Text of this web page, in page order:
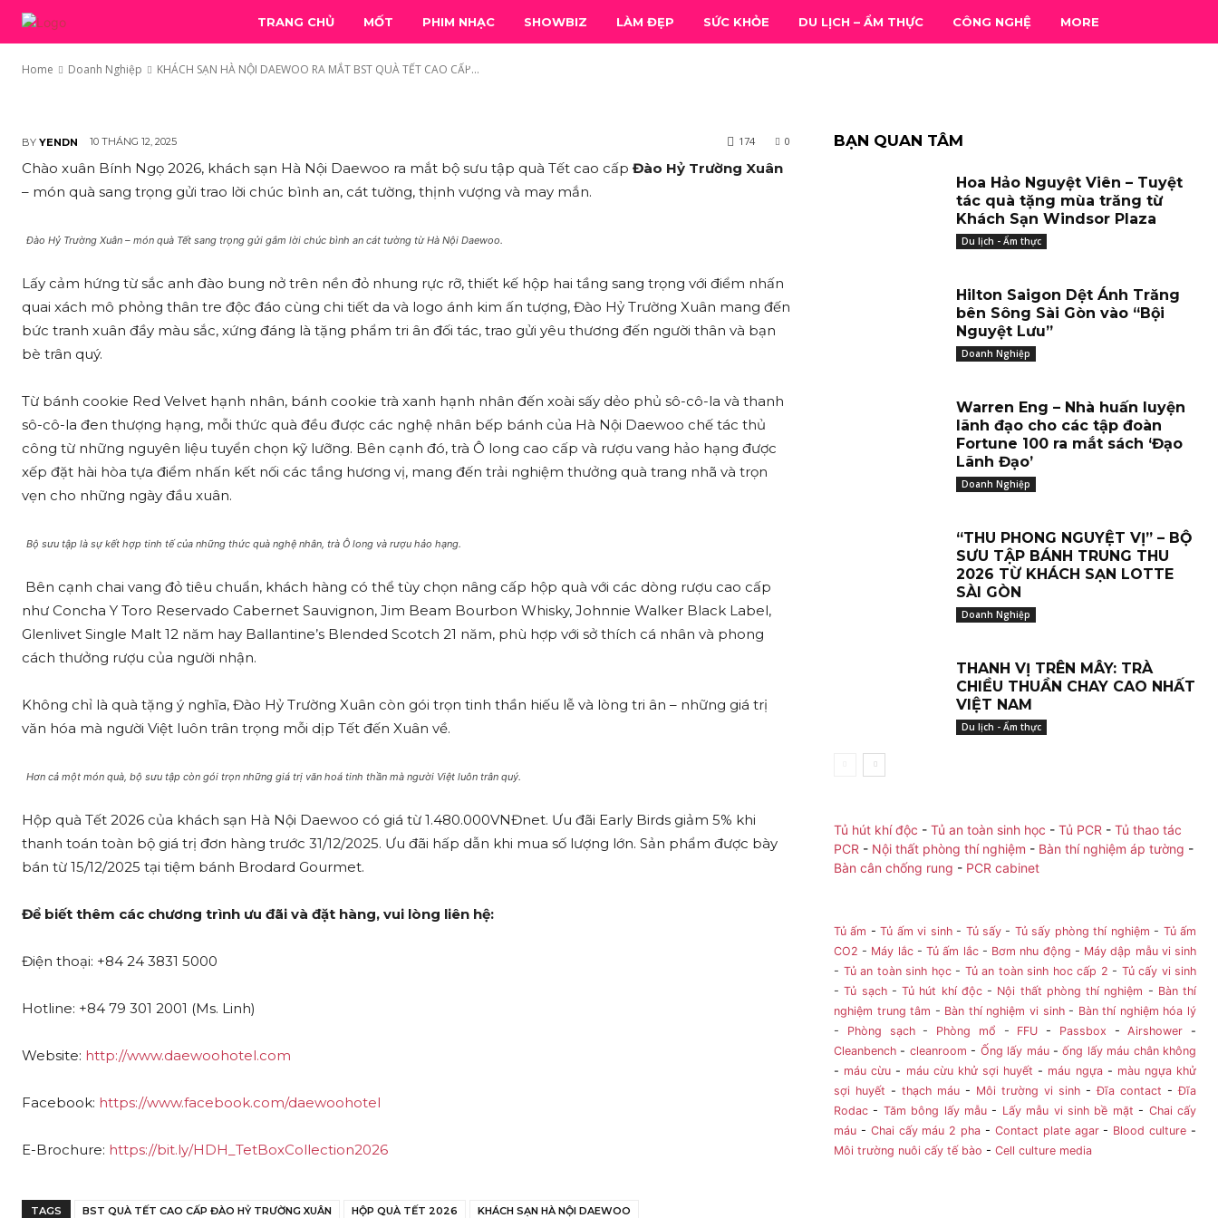
TRANG CHỦ MỐT PHIM NHẠC SHOWBIZ LÀM ĐẸP SỨC KHỎE DU LỊCH – ẨM THỰC CÔNG NGHỆ MORE
Home Doanh Nghiệp KHÁCH SẠN HÀ NỘI DAEWOO RA MẮT BST QUÀ TẾT CAO CẤP...
KHÁCH SẠN HÀ NỘI DAEWOO RA MẮT BST QUÀ TẾT CAO
CẤP MỪNG XUÂN BÍNH NGỌ 2026
BY YENDN 10 THÁNG 12, 2025 0
174
Chào xuân Bính Ngọ 2026, khách sạn Hà Nội Daewoo ra mắt bộ sưu tập quà Tết cao cấp Đào Hỷ Trường Xuân
– món quà sang trọng gửi trao lời chúc bình an, cát tường, thịnh vượng và may mắn.
Đào Hỷ Trường Xuân – món quà Tết sang trọng gửi gắm lời chúc bình an cát tường từ Hà Nội Daewoo.
Lấy cảm hứng từ sắc anh đào bung nở trên nền đỏ nhung rực rỡ, thiết kế hộp hai tầng sang trọng với điểm nhấn
quai xách mô phỏng thân tre độc đáo cùng chi tiết da và logo ánh kim ấn tượng, Đào Hỷ Trường Xuân mang đến
bức tranh xuân đầy màu sắc, xứng đáng là tặng phẩm tri ân đối tác, trao gửi yêu thương đến người thân và bạn
bè trân quý.
Từ bánh cookie Red Velvet hạnh nhân, bánh cookie trà xanh hạnh nhân đến xoài sấy dẻo phủ sô-cô-la và thanh
sô-cô-la đen thượng hạng, mỗi thức quà đều được các nghệ nhân bếp bánh của Hà Nội Daewoo chế tác thủ
công từ những nguyên liệu tuyển chọn kỹ lưỡng. Bên cạnh đó, trà Ô long cao cấp và rượu vang hảo hạng được
xếp đặt hài hòa tựa điểm nhấn kết nối các tầng hương vị, mang đến trải nghiệm thưởng quà trang nhã và trọn
vẹn cho những ngày đầu xuân.
Bộ sưu tập là sự kết hợp tinh tế của những thức quà nghệ nhân, trà Ô long và rượu hảo hạng.
Bên cạnh chai vang đỏ tiêu chuẩn, khách hàng có thể tùy chọn nâng cấp hộp quà với các dòng rượu cao cấp
như Concha Y Toro Reservado Cabernet Sauvignon, Jim Beam Bourbon Whisky, Johnnie Walker Black Label,
Glenlivet Single Malt 12 năm hay Ballantine’s Blended Scotch 21 năm, phù hợp với sở thích cá nhân và phong
cách thưởng rượu của người nhận.
Không chỉ là quà tặng ý nghĩa, Đào Hỷ Trường Xuân còn gói trọn tinh thần hiếu lễ và lòng tri ân – những giá trị
văn hóa mà người Việt luôn trân trọng mỗi dịp Tết đến Xuân về.
Hơn cả một món quà, bộ sưu tập còn gói trọn những giá trị văn hoá tinh thần mà người Việt luôn trân quý.
Hộp quà Tết 2026 của khách sạn Hà Nội Daewoo có giá từ 1.480.000VNĐnet. Ưu đãi Early Birds giảm 5% khi
thanh toán toàn bộ giá trị đơn hàng trước 31/12/2025. Ưu đãi hấp dẫn khi mua số lượng lớn. Sản phẩm được bày
bán từ 15/12/2025 tại tiệm bánh Brodard Gourmet.
Để biết thêm các chương trình ưu đãi và đặt hàng, vui lòng liên hệ:
Điện thoại: +84 24 3831 5000
Hotline: +84 79 301 2001 (Ms. Linh)
Website: http://www.daewoohotel.com
Facebook: https://www.facebook.com/daewoohotel
E-Brochure: https://bit.ly/HDH_TetBoxCollection2026
TAGS BST QUÀ TẾT CAO CẤP ĐÀO HỶ TRƯỜNG XUÂN HỘP QUÀ TẾT 2026 KHÁCH SẠN HÀ NỘI DAEWOO
BẠN QUAN TÂM
Hoa Hảo Nguyệt Viên – Tuyệt
tác quà tặng mùa trăng từ
Khách Sạn Windsor Plaza
Du lịch - Ẩm thực
Hilton Saigon Dệt Ánh Trăng
bên Sông Sài Gòn vào “Bội
Nguyệt Lưu”
Doanh Nghiệp
Warren Eng – Nhà huấn luyện
lãnh đạo cho các tập đoàn
Fortune 100 ra mắt sách ‘Đạo
Lãnh Đạo’
Doanh Nghiệp
“THU PHONG NGUYỆT VỊ” – BỘ
SƯU TẬP BÁNH TRUNG THU
2026 TỪ KHÁCH SẠN LOTTE
SÀI GÒN
Doanh Nghiệp
THANH VỊ TRÊN MÂY: TRÀ
CHIỀU THUẦN CHAY CAO NHẤT
VIỆT NAM
Du lịch - Ẩm thực
Tủ hút khí độc - Tủ an toàn sinh học - Tủ PCR - Tủ thao tác
PCR - Nội thất phòng thí nghiệm - Bàn thí nghiệm áp tường -
Bàn cân chống rung - PCR cabinet
Tủ ấm -Tủ ấm vi sinh- Tủ sấy - Tủ sấy phòng thí nghiệm - Tủ ấm
CO2 - Máy lắc-Tủ ấm lắc- Bơm nhu động - Máy dập mẫu vi sinh
- Tủ an toàn sinh học- Tủ an toàn sinh hoc cấp 2 - Tủ cấy vi sinh
-Tủ sạch- Tủ hút khí độc- Nội thất phòng thí nghiệm - Bàn thí
nghiệm trung tâm - Bàn thí nghiệm vi sinh- Bàn thí nghiệm hóa lý
- Phòng sạch- Phòng mổ - FFU - Passbox -Airshower -
Cleanbench - cleanroom - Ống lấy máu-ống lấy máu chân không
- máu cừu - máu cừu khử sợi huyết - máu ngựa- màu ngựa khử
sợi huyết - thạch máu - Môi trường vi sinh -Đĩa contact -Đĩa
Rodac - Tăm bông lấy mẫu - Lấy mẫu vi sinh bề mặt - Chai cấy
máu - Chai cấy máu 2 pha - Contact plate agar- Blood culture -
Môi trường nuôi cấy tế bào - Cell culture media